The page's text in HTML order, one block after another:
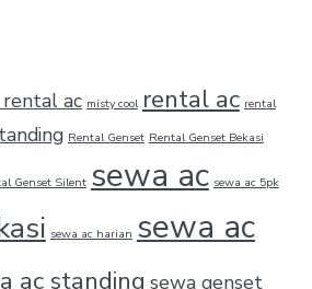
rental ac misty cool rental ac rental
Rental Genset Rental Genset Bekasi
Genset Silent sewa ac sewa ac 5pk
sewa ac harian sewa ac
ac standing sewa genset